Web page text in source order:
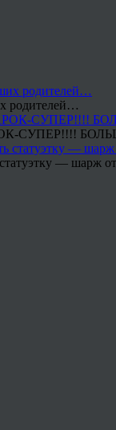
родителей…
СУПЕР!!!!
— шарж